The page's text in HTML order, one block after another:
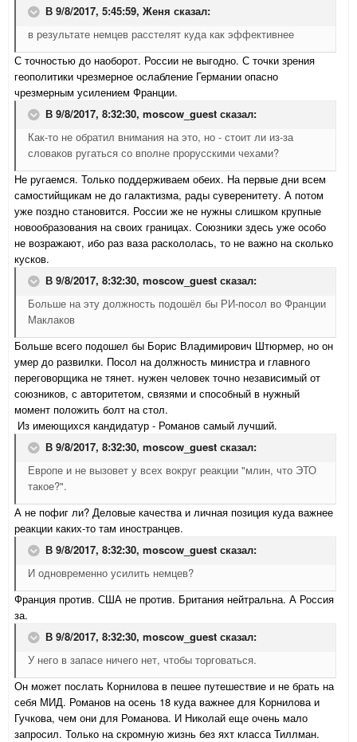
В 9/8/2017, 5:45:59, Женя сказал:
в результате немцев расстелят куда как эффективнее
С точностью до наоборот. России не выгодно. С точки зрения
геополитики чрезмерное ослабление Германии опасно
чрезмерным усилением Франции.
В 9/8/2017, 8:32:30, moscow_guest сказал:
Как-то не обратил внимания на это, но - стоит ли из-за
словаков ругаться со вполне прорусскими чехами?
Не ругаемся. Только поддерживаем обеих. На первые дни всем
самостийщикам не до галактизма, рады суверенитету. А потом
уже поздно становится. России же не нужны слишком крупные
новообразования на своих границах. Союзники здесь уже особо
не возражают, ибо раз ваза раскололась, то не важно на сколько
кусков.
В 9/8/2017, 8:32:30, moscow_guest сказал:
Больше на эту должность подошёл бы РИ-посол во Франции
Маклаков
Больше всего подошел бы Борис Владимирович Штюрмер, но он
умер до развилки. Посол на должность министра и главного
переговорщика не тянет. нужен человек точно независимый от
союзников, с авторитетом, связями и способный в нужный
момент положить болт на стол.
Из имеющихся кандидатур - Романов самый лучший.
В 9/8/2017, 8:32:30, moscow_guest сказал:
Европе и не вызовет у всех вокруг реакции "млин, что ЭТО
такое?".
А не пофиг ли? Деловые качества и личная позиция куда важнее
реакции каких-то там иностранцев.
В 9/8/2017, 8:32:30, moscow_guest сказал:
И одновременно усилить немцев?
Франция против. США не против. Британия нейтральна. А Россия
за.
В 9/8/2017, 8:32:30, moscow_guest сказал:
У него в запасе ничего нет, чтобы торговаться.
Он может послать Корнилова в пешее путешествие и не брать на
себя МИД. Романов на осень 18 куда важнее для Корнилова и
Гучкова, чем они для Романова. И Николай еще очень мало
запросил. Только на скромную жизнь без яхт класса Тиллман.